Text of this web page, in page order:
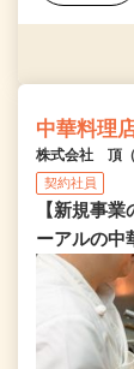
中華料理
株式会社 頂
契約社員
【新規事
ーアルの中